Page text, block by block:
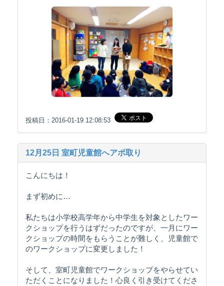
投稿日：2016-01-19 12:08:53
12月25日 室町児童館へアポ取り
こんにちは！
まず初めに…
私たちは小学校高学年から中学生を対象としたワー
クショップを行うはずだったのですが、一月にワー
クショップの時間をもらうことが難しく、児童館で
のワークショップに変更しました！
そして、室町児童館でワークショップをやらせてい
ただくことになりました！心良く引き受けてくださ